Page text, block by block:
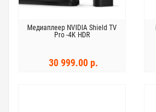
Медиаплеер NVIDIA Shield TV
Pro -4K HDR
30 999.00 р.